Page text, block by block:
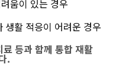
움이 있는 경우
생활 적응이 어려운 경우
등과 함께 통합 재활
.